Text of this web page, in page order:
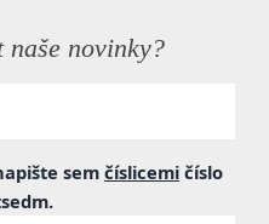
naše novinky?
sem číslicemi číslo
.